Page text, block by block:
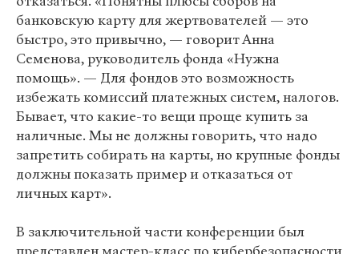
банковскую карту для жертвователей — это
быстро, это привычно, — говорит Анна
Семенова, руководитель фонда «Нужна
помощь». — Для фондов это возможность
избежать комиссий платежных систем, налогов.
Бывает, что какие-то вещи проще купить за
наличные. Мы не должны говорить, что надо
запретить собирать на карты, но крупные фонды
должны показать пример и отказаться от
личных карт».
В заключительной части конференции был